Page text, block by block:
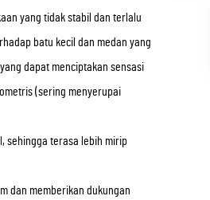
yang tidak stabil dan terlalu
batu kecil dan medan yang
dapat menciptakan sensasi
(sering menyerupai
sehingga terasa lebih mirip
dan memberikan dukungan